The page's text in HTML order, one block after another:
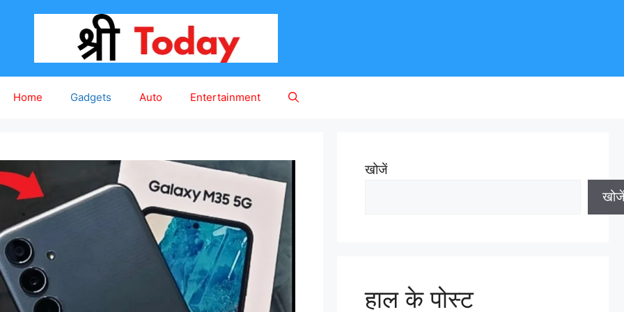
Home Gadgets Auto Entertainment
खोजें
खोजें
हाल के पोस्ट